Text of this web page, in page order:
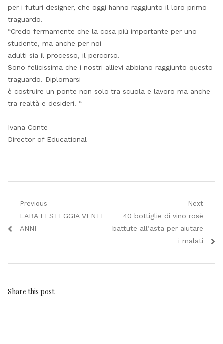
per i futuri designer, che oggi hanno raggiunto il loro primo
traguardo.
“Credo fermamente che la cosa più importante per uno
studente, ma anche per noi
adulti sia il processo, il percorso.
Sono felicissima che i nostri allievi abbiano raggiunto questo
traguardo. Diplomarsi
è costruire un ponte non solo tra scuola e lavoro ma anche
tra realtà e desideri. “
Ivana Conte
Director of Educational
Navigazione
articoli
Previous
Previous
post:
LABA FESTEGGIA VENTI
ANNI
Next
Next
post:
40 bottiglie di vino rosè
battute all’asta per aiutare
i malati
Share this post